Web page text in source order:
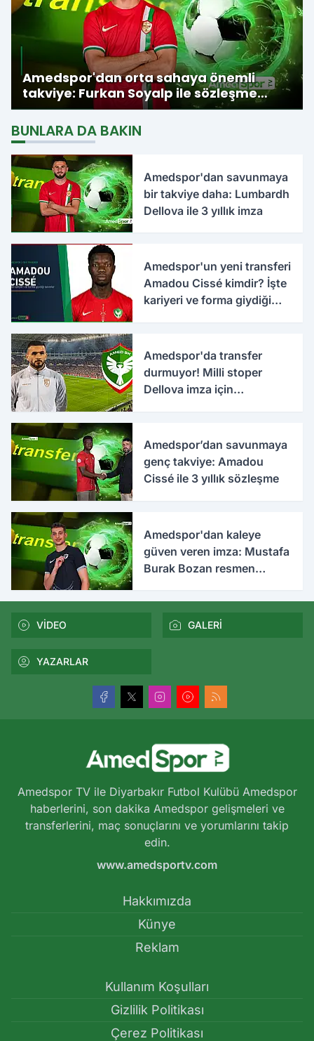
Amedspor'dan orta sahaya önemli
takviye: Furkan Soyalp ile sözleşme
imzalandı
BUNLARA DA BAKIN
Amedspor'dan savunmaya
bir takviye daha: Lumbardh
Dellova ile 3 yıllık imza
Amedspor'un yeni transferi
Amadou Cissé kimdir? İşte
kariyeri ve forma giydiği
Amedspor'da transfer
durmuyor! Milli stoper
Dellova imza için
Amedspor’dan savunmaya
genç takviye: Amadou
Cissé ile 3 yıllık sözleşme
Amedspor'dan kaleye
güven veren imza: Mustafa
Burak Bozan resmen
VİDEO GALERİ
YAZARLAR
Amedspor TV ile Diyarbakır Futbol Kulübü Amedspor
haberlerini, son dakika Amedspor gelişmeleri ve
transferlerini, maç sonuçlarını ve yorumlarını takip
edin.
www.amedsportv.com
Hakkımızda
Künye
Reklam
Kullanım Koşulları
Gizlilik Politikası
Çerez Politikası